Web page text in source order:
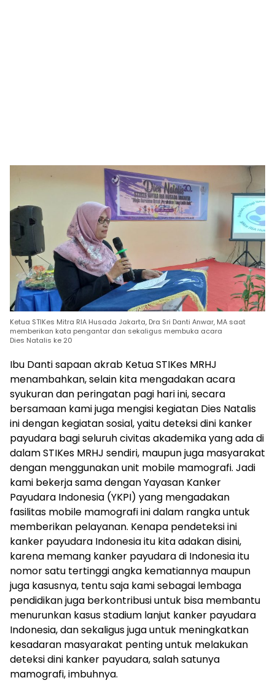
Ketua STIKes Mitra RIA Husada Jakarta, Dra Sri Danti Anwar, MA saat
memberikan kata pengantar dan sekaligus membuka acara
Dies Natalis ke 20
Ibu Danti sapaan akrab Ketua STIKes MRHJ
menambahkan, selain kita mengadakan acara
syukuran dan peringatan pagi hari ini, secara
bersamaan kami juga mengisi kegiatan Dies Natalis
ini dengan kegiatan sosial, yaitu deteksi dini kanker
payudara bagi seluruh civitas akademika yang ada di
dalam STIKes MRHJ sendiri, maupun juga masyarakat
dengan menggunakan unit mobile mamografi. Jadi
kami bekerja sama dengan Yayasan Kanker
Payudara Indonesia (YKPI) yang mengadakan
fasilitas mobile mamografi ini dalam rangka untuk
memberikan pelayanan. Kenapa pendeteksi ini
kanker payudara Indonesia itu kita adakan disini,
karena memang kanker payudara di Indonesia itu
nomor satu tertinggi angka kematiannya maupun
juga kasusnya, tentu saja kami sebagai lembaga
pendidikan juga berkontribusi untuk bisa membantu
menurunkan kasus stadium lanjut kanker payudara
Indonesia, dan sekaligus juga untuk meningkatkan
kesadaran masyarakat penting untuk melakukan
deteksi dini kanker payudara, salah satunya
mamografi, imbuhnya.